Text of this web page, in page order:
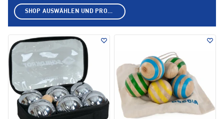
SHOP AUSWÄHLEN UND PRODUKTE ANZEIGEN